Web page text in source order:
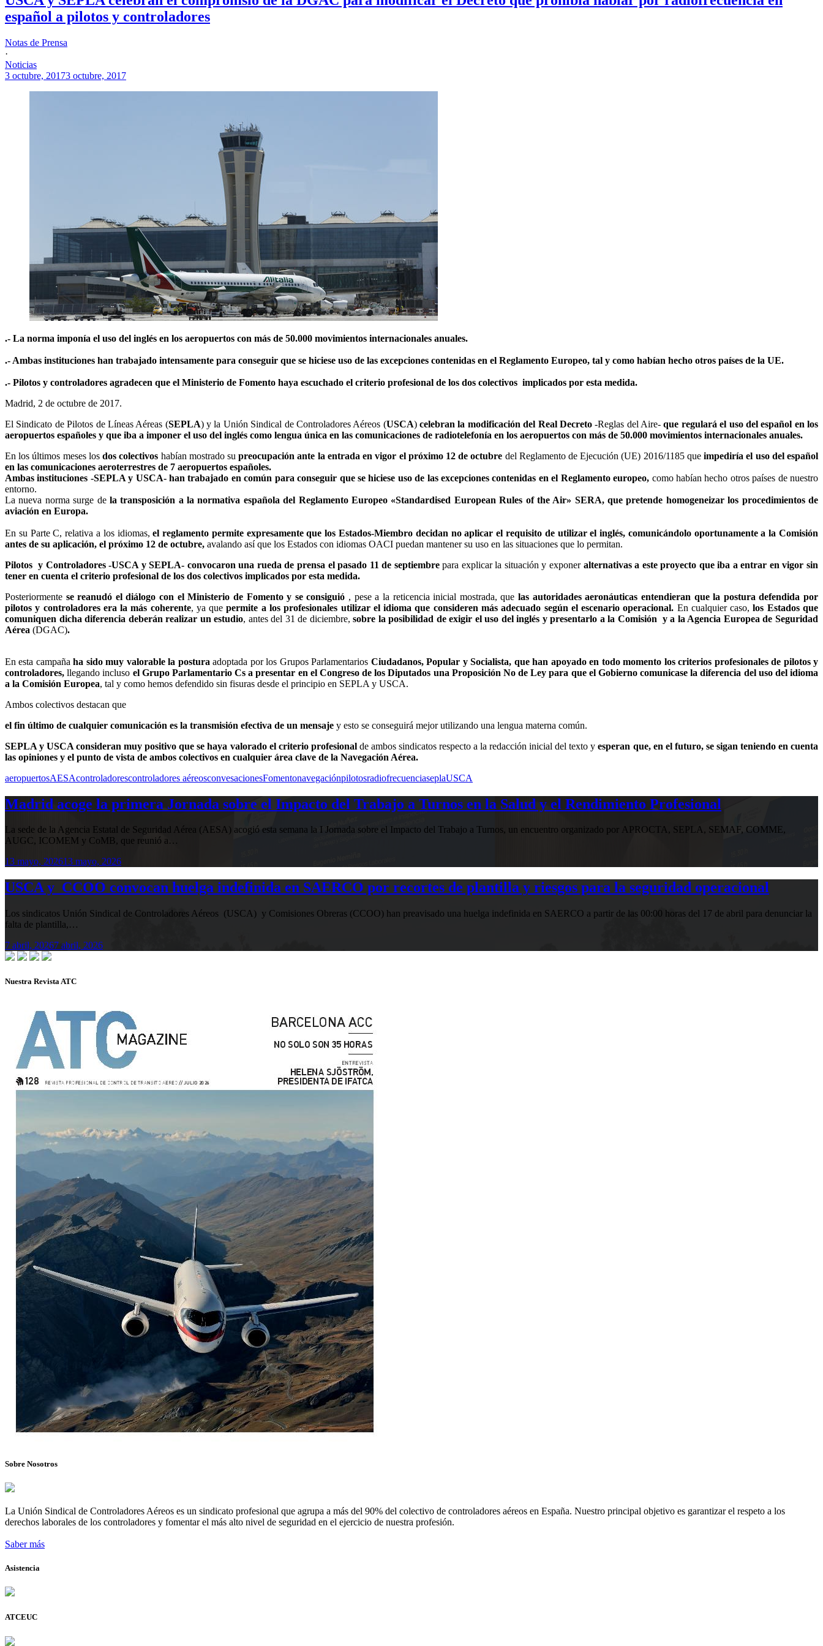
español a pilotos y controladores
Notas de Prensa
·
Noticias
3 octubre, 20173 octubre, 2017
.- La norma imponía el uso del inglés en los aeropuertos con más de 50.000 movimientos internacionales anuales.
.- Ambas instituciones han trabajado intensamente para conseguir que se hiciese uso de las excepciones contenidas en el Reglamento Europeo, tal y como habían hecho otros países de la UE.
.- Pilotos y controladores agradecen que el Ministerio de Fomento haya escuchado el criterio profesional de los dos colectivos implicados por esta medida.
Madrid, 2 de octubre de 2017.
El Sindicato de Pilotos de Líneas Aéreas (SEPLA) y la Unión Sindical de Controladores Aéreos (USCA) celebran la modificación del Real Decreto-Reglas del Aire- que regulará el uso del español en los
aeropuertos españoles y que iba a imponer el uso del inglés como lengua única en las comunicaciones de radiotelefonía en los aeropuertos con más de 50.000 movimientos internacionales anuales.
En los últimos meses losdos colectivos habían mostrado supreocupación ante la entrada en vigor el próximo 12 de octubre del Reglamento de Ejecución (UE) 2016/1185 queimpediría el uso del español
en las comunicaciones aeroterrestres de 7 aeropuertos españoles.
Ambas instituciones -SEPLA y USCA- han trabajado en común para conseguir que se hiciese uso de las excepciones contenidas en el Reglamento europeo, como habían hecho otros países de nuestro
entorno.
La nueva norma surge de la transposición a la normativa española del Reglamento Europeo «Standardised European Rules of the Air» SERA, que pretende homogeneizar los procedimientos de
aviación en Europa.
En su Parte C, relativa a los idiomas,el reglamento permite expresamente que los Estados-Miembro decidan no aplicar el requisito de utilizar el inglés, comunicándolo oportunamente a la Comisión
antes de su aplicación, el próximo 12 de octubre, avalando así que los Estados con idiomas OACI puedan mantener su uso en las situaciones que lo permitan.
Pilotos y Controladores -USCA y SEPLA- convocaron una rueda de prensa el pasado 11 de septiembrepara explicar la situación y exponer alternativas a este proyecto que iba a entrar en vigor sin
tener en cuenta el criterio profesional de los dos colectivos implicados por esta medida.
Posteriormente se reanudó el diálogo con el Ministerio de Fomento y se consiguió , pese a la reticencia inicial mostrada, quelas autoridades aeronáuticas entendieran que la postura defendida por
pilotos y controladores era la más coherente, ya quepermite a los profesionales utilizar el idioma que consideren más adecuado según el escenario operacional. En cualquier caso, los Estados que
comuniquen dicha diferencia deberán realizar un estudio, antes del 31 de diciembre, sobre la posibilidad de exigir el uso del inglés y presentarlo a la Comisión y a la Agencia Europea de Seguridad
Aérea (DGAC).
En esta campaña ha sido muy valorable la posturaadoptada por los Grupos Parlamentarios Ciudadanos, Popular y Socialista, que han apoyado en todo momento los criterios profesionales de pilotos y
controladores, llegando incluso el Grupo Parlamentario Cs a presentar en el Congreso de los Diputados una Proposición No de Ley para que el Gobierno comunicase la diferencia del uso del idioma
a la Comisión Europea, tal y como hemos defendido sin fisuras desde el principio en SEPLA y USCA.
Ambos colectivos destacan que
el fin último de cualquier comunicación es la transmisión efectiva de un mensaje y esto se conseguirá mejor utilizando una lengua materna común.
SEPLA y USCA consideran muy positivo que se haya valorado el criterio profesionalde ambos sindicatos respecto a la redacción inicial del texto yesperan que, en el futuro, se sigan teniendo en cuenta
las opiniones y el punto de vista de ambos colectivos en cualquier área clave de la Navegación Aérea.
aeropuertosAESAcontroladorescontroladores aéreosconvesacionesFomentonavegaciónpilotosradiofrecuenciaseplaUSCA
Madrid acoge la primera Jornada sobre el Impacto del Trabajo a Turnos en la Salud y el Rendimiento Profesional
La sede de la Agencia Estatal de Seguridad Aérea (AESA) acogió esta semana la I Jornada sobre el Impacto del Trabajo a Turnos, un encuentro organizado por APROCTA, SEPLA, SEMAF, COMME,
AUGC, ICOMEM y CoMB, que reunió a…
13 mayo, 202613 mayo, 2026
USCA y CCOO convocan huelga indefinida en SAERCO por recortes de plantilla y riesgos para la seguridad operacional
Los sindicatos Unión Sindical de Controladores Aéreos (USCA) y Comisiones Obreras (CCOO) han preavisado una huelga indefinida en SAERCO a partir de las 00:00 horas del 17 de abril para denunciar la
falta de plantilla,…
7 abril, 20267 abril, 2026
Nuestra Revista ATC
Sobre Nosotros
La Unión Sindical de Controladores Aéreos es un sindicato profesional que agrupa a más del 90% del colectivo de controladores aéreos en España. Nuestro principal objetivo es garantizar el respeto a los
derechos laborales de los controladores y fomentar el más alto nivel de seguridad en el ejercicio de nuestra profesión.
Saber más
Asistencia
ATCEUC